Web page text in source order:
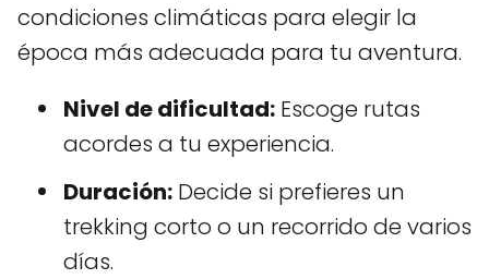
condiciones climáticas para elegir la
época más adecuada para tu aventura.
Nivel de dificultad: Escoge rutas
acordes a tu experiencia.
Duración: Decide si prefieres un
trekking corto o un recorrido de varios
días.